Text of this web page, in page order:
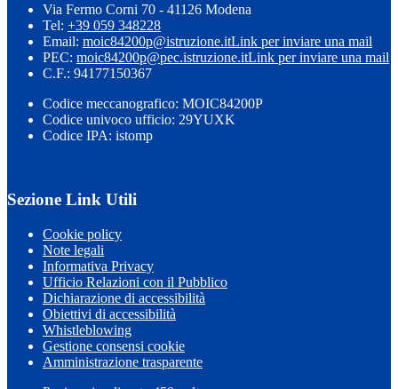
Via Fermo Corni 70 - 41126 Modena
Tel: +39 059 348228
Email: moic84200p@istruzione.itLink per inviare una mail
PEC: moic84200p@pec.istruzione.itLink per inviare una mail
C.F.: 94177150367
Codice meccanografico: MOIC84200P
Codice univoco ufficio: 29YUXK
Codice IPA: istomp
Sezione Link Utili
Cookie policy
Note legali
Informativa Privacy
Ufficio Relazioni con il Pubblico
Dichiarazione di accessibilità
Obiettivi di accessibilità
Whistleblowing
Gestione consensi cookie
Amministrazione trasparente